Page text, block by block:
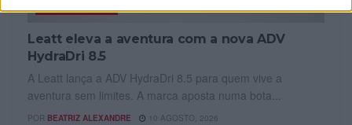
Leatt eleva a aventura com a nova ADV
HydraDri 8.5
A Leatt lança a ADV HydraDri 8.5 para quem vive a
aventura sem limites. A marca aposta numa bota...
POR BEATRIZ ALEXANDRE 10 AGOSTO, 2026